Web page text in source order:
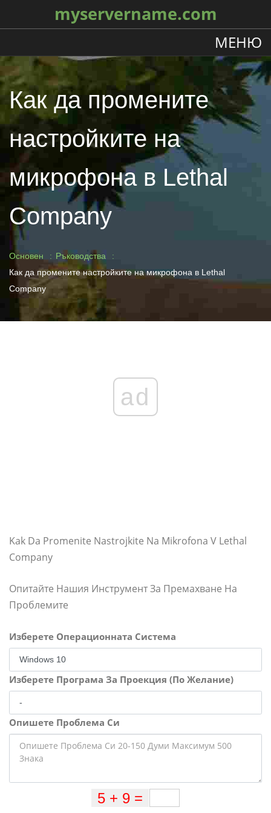
myservername.com
МЕНЮ
Как да промените
настройките на
микрофона в Lethal
Company
Основен
Ръководства
Как да промените настройките на микрофона в Lethal
Company
ad
Kak Da Promenite Nastrojkite Na Mikrofona V Lethal
Company
Опитайте Нашия Инструмент За Премахване На
Проблемите
Изберете Операционната Система
Изберете Програма За Проекция (По Желание)
Опишете Проблема Си